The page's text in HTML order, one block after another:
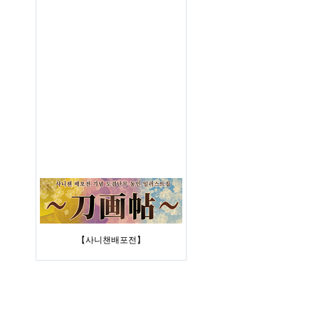
【사니챈배포전】